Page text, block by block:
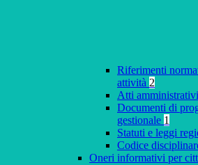
Riferimenti
attività 2
Atti
Documenti di
gestionale 1
Statuti e leggi
Codice
Oneri informativi per